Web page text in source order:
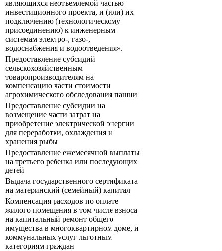
являющихся неотъемлемой частью
инвестиционного проекта, и (или) их
подключению (технологическому
присоединению) к инженерным
системам электро-, газо-,
водоснабжения и водоотведения».
Предоставление субсидий
сельскохозяйственным
товаропроизводителям на
компенсацию части стоимости
агрохимического обследования пашни
Предоставление субсидии на
возмещение части затрат на
приобретение электрической энергии
для переработки, охлаждения и
хранения рыбы
Предоставление ежемесячной выплаты
на третьего ребенка или последующих
детей
Выдача государственного сертификата
на материнский (семейный) капитал
Компенсация расходов по оплате
жилого помещения в том числе взноса
на капитальный ремонт общего
имущества в многоквартирном доме, и
коммунальных услуг льготным
категориям граждан